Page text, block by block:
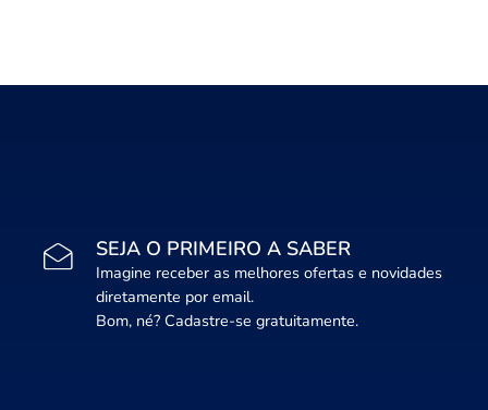
SEJA O PRIMEIRO A SABER
Imagine receber as melhores ofertas e novidades
diretamente por email.
Bom, né? Cadastre-se gratuitamente.